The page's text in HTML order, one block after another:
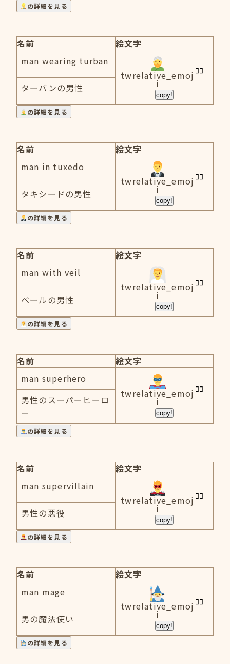
の詳細を見る
名前
絵文字
man wearing turban
twrelative_emoj
i
copy!
ターバンの男性
の詳細を見る
名前
絵文字
man in tuxedo
twrelative_emoj
i
copy!
タキシードの男性
の詳細を見る
名前
絵文字
man with veil
twrelative_emoj
i
copy!
ベールの男性
の詳細を見る
名前
絵文字
man superhero
twrelative_emoj
i
copy!
男性のスーパーヒーロ
ー
の詳細を見る
名前
絵文字
man supervillain
twrelative_emoj
i
copy!
男性の悪役
の詳細を見る
名前
絵文字
man mage
twrelative_emoj
i
copy!
男の魔法使い
の詳細を見る